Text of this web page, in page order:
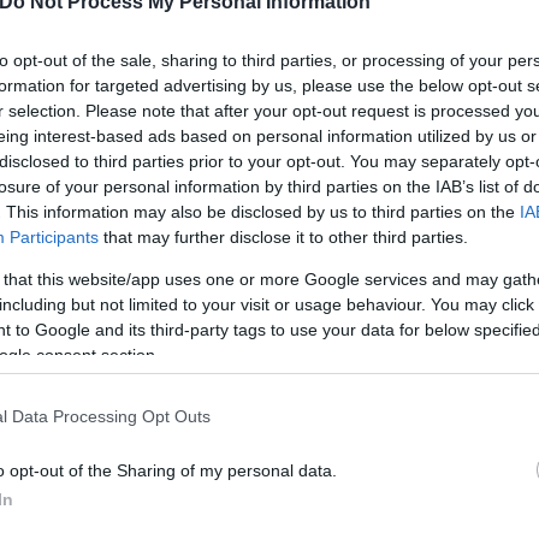
opt-out of the sale, sharing to third parties, or processing of your
for targeted advertising by us, please use the below opt-out
selection. Please note that after your opt-out request is processed
interest-based ads based on personal information utilized by us
to third parties prior to your opt-out. You may separately
of your personal information by third parties on the IAB’s list of
This information may also be disclosed by us to third parties on the
Participants that may further disclose it to other third parties.
that this website/app uses one or more Google services and may
but not limited to your visit or usage behaviour. You may
to Google and its third-party tags to use your data for below
consent section.
Data Processing Opt Outs
opt-out of the Sharing of my personal data.
ότι θα μειωθεί από 90.4% το 2023 σε 89,7% το